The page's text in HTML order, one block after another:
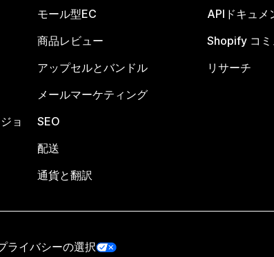
ョ
モール型EC
商品レビュー
アップセルとバンドル
メールマーケティング
SEO
配送
通貨と翻訳
APIドキュメ
Shopify コミ
リサーチ
ライバシーの選択